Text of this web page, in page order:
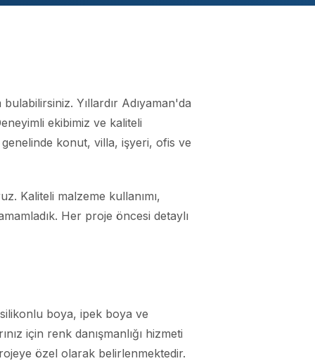
Yıllardır Adıyaman'da
ekibimiz ve kaliteli
konut, villa, işyeri, ofis ve
Kaliteli malzeme kullanımı,
Her proje öncesi detaylı
boya, ipek boya ve
için renk danışmanlığı hizmeti
özel olarak belirlenmektedir.